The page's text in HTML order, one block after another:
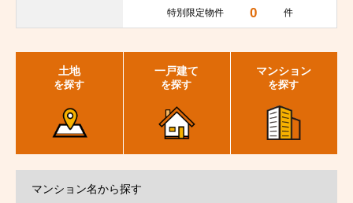
特別限定物件 0 件
土地
を探す
一戸建て
を探す
マンション
を探す
マンション名から探す